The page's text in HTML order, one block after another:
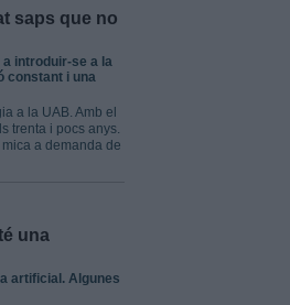
saps que no
introduir-se a la
constant i una
a la UAB. Amb el
trenta i pocs anys.
a demanda de
una
artificial. Algunes